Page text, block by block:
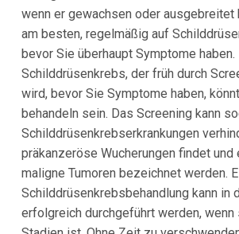
wenn er gewachsen oder ausgebreitet
am besten, regelmäßig auf
bevor Sie überhaupt Symptome haben.
Schilddrüsenkrebs, der früh durch
wird, bevor Sie Symptome haben,
behandeln sein. Das Screening kann
Schilddrüsenkrebserkrankungen
präkanzeröse Wucherungen findet und
maligne Tumoren bezeichnet werden.
Schilddrüsenkrebsbehandlung kann in
erfolgreich durchgeführt werden, wenn